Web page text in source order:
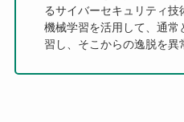
るサイバーセキュリティ技
機械学習を活用して、通
習し、そこからの逸脱を異